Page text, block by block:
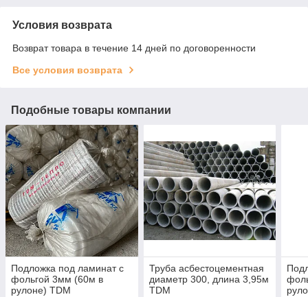
Условия возврата
Возврат товара в течение 14 дней по договоренности
Все условия возврата
Подобные товары компании
Подложка под ламинат с
фольгой 3мм (60м в
рулоне) TDM
Труба асбестоцементная
диаметр 300, длина 3,95м
TDM